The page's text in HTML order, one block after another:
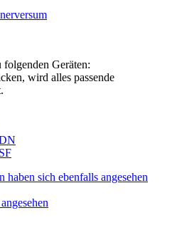
folgenden Geräten:
wird alles passende
haben sich ebenfalls angesehen